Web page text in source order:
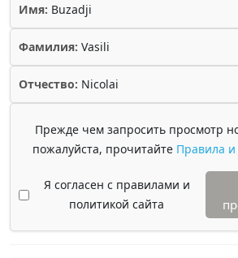
Имя: Buzadji
Фамилия: Vasili
Отчество: Nicolai
Прежде чем запросить просмотр
пожалуйста, прочитайте Правила и
Я согласен с правилами и
политикой сайта